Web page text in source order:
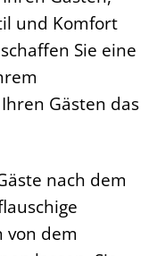
und Komfort
Sie eine
Gästen das
nach dem
von dem